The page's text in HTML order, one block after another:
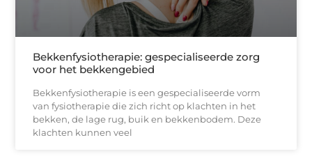
Bekkenfysiotherapie: gespecialiseerde zorg
voor het bekkengebied
Bekkenfysiotherapie is een gespecialiseerde vorm
van fysiotherapie die zich richt op klachten in het
bekken, de lage rug, buik en bekkenbodem. Deze
klachten kunnen veel